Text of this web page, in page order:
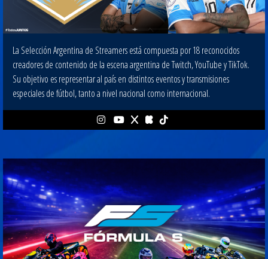
La Selección Argentina de Streamers está compuesta por 18 reconocidos
creadores de contenido de la escena argentina de Twitch, YouTube y TikTok.
Su objetivo es representar al país en distintos eventos y transmisiones
especiales de fútbol, tanto a nivel nacional como internacional.